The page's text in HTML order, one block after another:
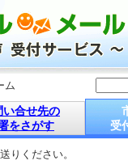
ム
い合せ先の
をさがす
受
りください。